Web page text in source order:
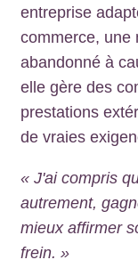
entreprise
commerce, une
abandonné à
elle gère des
prestations
de vraies
« J'ai compris
autrement,
mieux affirmer
frein. »